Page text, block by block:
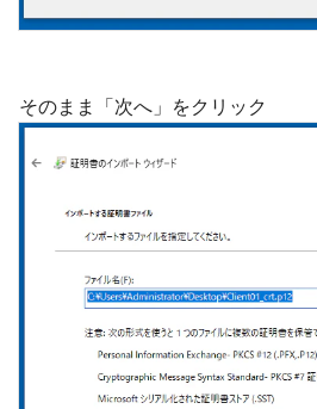
そのまま「次へ」をクリック